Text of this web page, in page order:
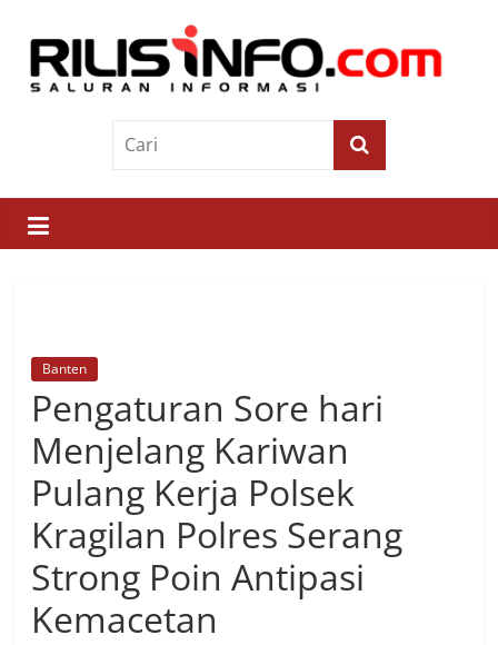
contentRilis
Saluran
Informasi
Banten
Pengaturan Sore hari
Menjelang Kariwan
Pulang Kerja Polsek
Kragilan Polres Serang
Strong Poin Antipasi
Kemacetan